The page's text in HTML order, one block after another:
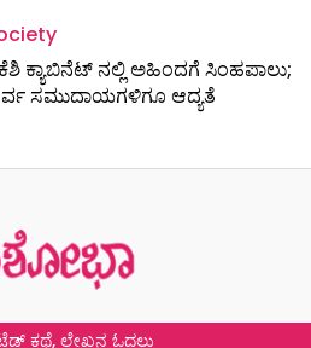
ಕ್ಯಾಬಿನೆಟ್​​​ ನಲ್ಲಿ ಅಹಿಂದಗೆ ಸಿಂಹಪಾಲು;
ಸಮುದಾಯಗಳಿಗೂ ಆದ್ಯತೆ
ಕಥೆ, ಲೇಖನ ಓದಲು